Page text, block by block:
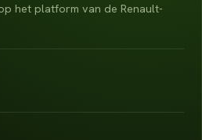
het platform van de Renault-